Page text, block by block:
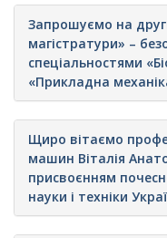
Запрошуємо на
магістратури» –
спеціальностями
«Прикладна
Щиро вітаємо
машин Віталія
присвоєнням
науки і техніки